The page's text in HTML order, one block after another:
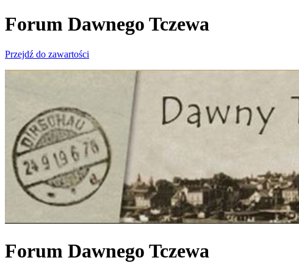
Forum Dawnego Tczewa
Przejdź do zawartości
Forum Dawnego Tczewa